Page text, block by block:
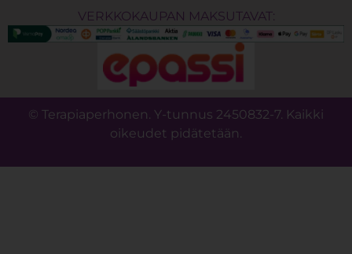
VERKKOKAUPAN MAKSUTAVAT:
© Terapiaperhonen. Y-tunnus 2450832-7. Kaikki
oikeudet pidätetään.